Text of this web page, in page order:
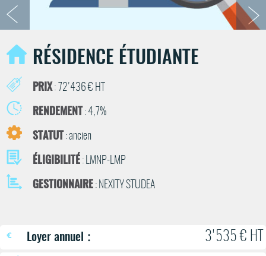
RÉSIDENCE ÉTUDIANTE
PRIX: 72'436 € HT
RENDEMENT : 4,7%
STATUT : ancien
ÉLIGIBILITÉ : LMNP-LMP
GESTIONNAIRE : NEXITY STUDEA
Loyer annuel : 3'535 € HT